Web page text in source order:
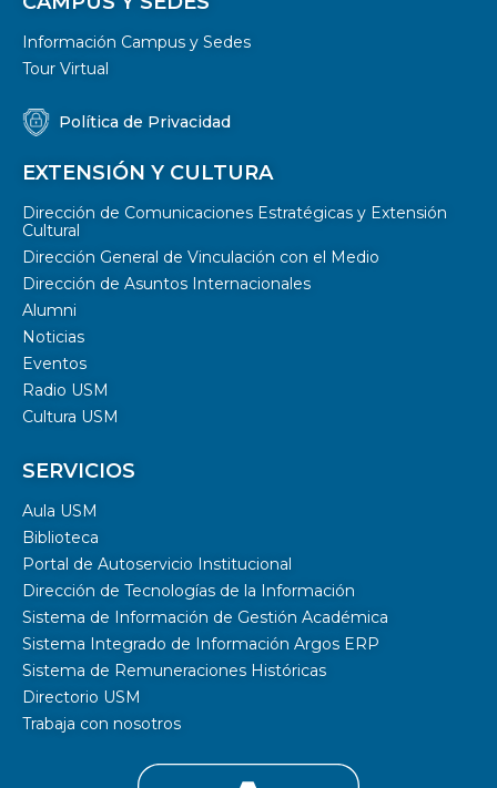
Información Campus y Sedes
Tour Virtual
Política de Privacidad
EXTENSIÓN Y CULTURA
Dirección de Comunicaciones Estratégicas y Extensión
Cultural
Dirección General de Vinculación con el Medio
Dirección de Asuntos Internacionales
Alumni
Noticias
Eventos
Radio USM
Cultura USM
SERVICIOS
Aula USM
Biblioteca
Portal de Autoservicio Institucional
Dirección de Tecnologías de la Información
Sistema de Información de Gestión Académica
Sistema Integrado de Información Argos ERP
Sistema de Remuneraciones Históricas
Directorio USM
Trabaja con nosotros